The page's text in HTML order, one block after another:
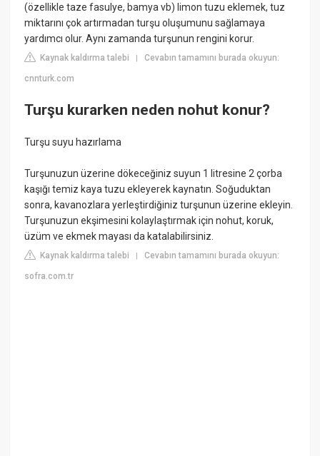
(özellikle taze fasulye, bamya vb) limon tuzu eklemek, tuz
miktarını çok artırmadan turşu oluşumunu sağlamaya
yardımcı olur. Aynı zamanda turşunun rengini korur.
Kaynak kaldırma talebi |Cevabın tamamını burada okuyun:
cnnturk.com
Turşu kurarken neden nohut konur?
Turşu suyu hazırlama
Turşunuzun üzerine dökeceğiniz suyun 1 litresine 2 çorba
kaşığı temiz kaya tuzu ekleyerek kaynatın. Soğuduktan
sonra, kavanozlara yerleştirdiğiniz turşunun üzerine ekleyin.
Turşunuzun ekşimesini kolaylaştırmak için nohut, koruk,
üzüm ve ekmek mayası da katalabilirsiniz.
Kaynak kaldırma talebi |Cevabın tamamını burada okuyun:
sofra.com.tr